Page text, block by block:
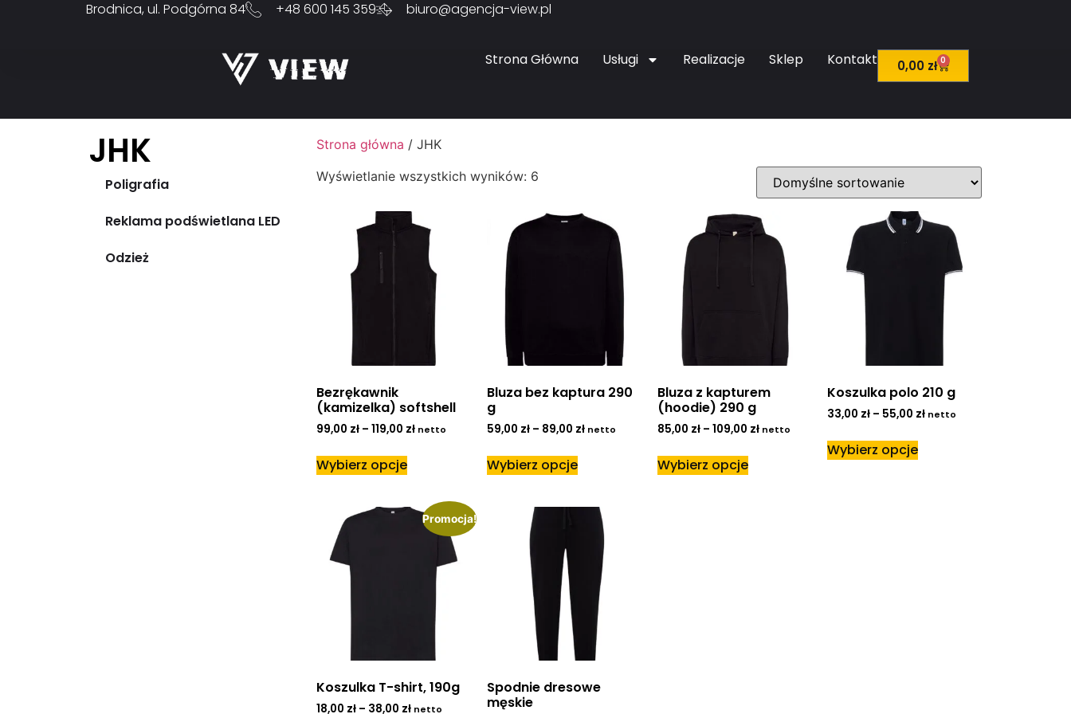
Brodnica, ul. Podgórna 84 +48 600 145 359 biuro@agencja-view.pl
Strona Główna Usługi Realizacje Sklep Kontakt 0,00 zł 0
JHK
Poligrafia
Reklama podświetlana LED
Odzież
Strona główna / JHK
Wyświetlanie wszystkich wyników: 6
Bezrękawnik
(kamizelka) softshell
99,00 zł – 119,00 zł netto
Wybierz opcje
Bluza bez kaptura 290
g
59,00 zł – 89,00 zł netto
Wybierz opcje
Bluza z kapturem
(hoodie) 290 g
85,00 zł – 109,00 zł netto
Wybierz opcje
Koszulka polo 210 g
33,00 zł – 55,00 zł netto
Wybierz opcje
Promocja!
Koszulka T-shirt, 190g
18,00 zł – 38,00 zł netto
Spodnie dresowe
męskie